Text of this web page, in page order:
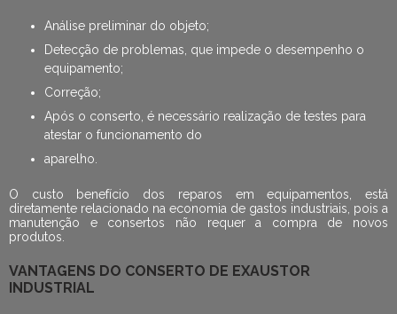
Análise preliminar do objeto;
Detecção de problemas, que impede o desempenho o
equipamento;
Correção;
Após o conserto, é necessário realização de testes para
atestar o funcionamento do
aparelho.
O custo benefício dos reparos em equipamentos, está
diretamente relacionado na economia de gastos industriais, pois a
manutenção e consertos não requer a compra de novos
produtos.
VANTAGENS DO CONSERTO DE EXAUSTOR
INDUSTRIAL